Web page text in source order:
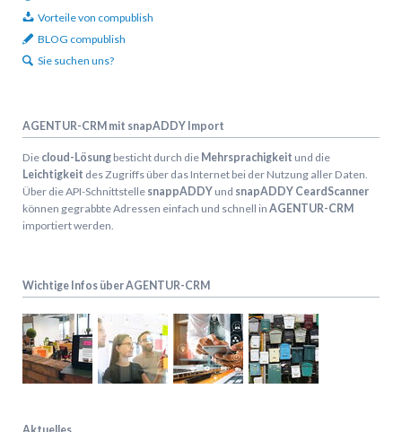
Vorteile von compublish
BLOG compublish
Sie suchen uns?
AGENTUR-CRM mit snapADDY Import
Diecloud-Lösungbesticht durch die Mehrsprachigkeit und die
Leichtigkeit des Zugriffs über das Internet bei der Nutzung aller Daten.
Über die API-Schnittstelle snappADDYund snapADDY CeardScanner
können gegrabbte Adressen einfach und schnell in AGENTUR-CRM
importiert werden.
Wichtige Infos über AGENTUR-CRM